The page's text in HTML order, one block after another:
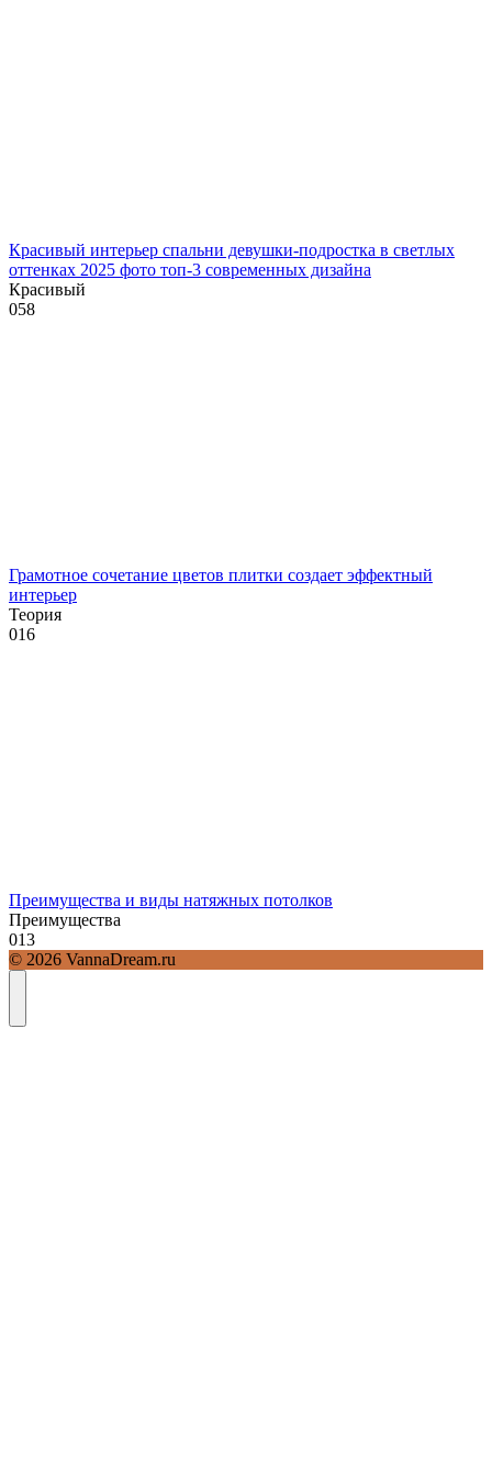
Красивый интерьер спальни девушки-подростка в светлых
оттенках 2025 фото топ-3 современных дизайна
Красивый
058
Грамотное сочетание цветов плитки создает эффектный
интерьер
Теория
016
Преимущества и виды натяжных потолков
Преимущества
013
© 2026 VannaDream.ru